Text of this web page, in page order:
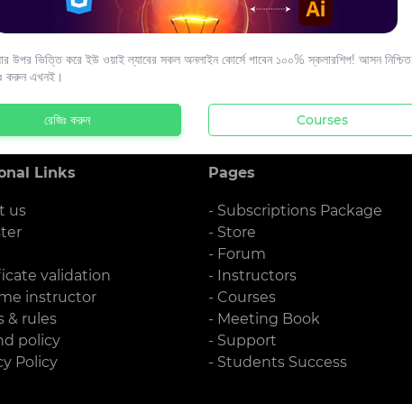
Links
us
validation
instructor
& rules
policy
Policy
Pages
- Subscriptions Package
- Store
- Forum
- Instructors
- Courses
- Meeting Book
- Support
- Students Success
উপর ভিত্তি করে ইউ ওয়াই ল্যাবের সকল অনলাইন কোর্সে পাবেন ১০০% স্কলারশিপ! আসন নিশ্চিত
করুন এখনই।
রেজিঃ করুন Courses